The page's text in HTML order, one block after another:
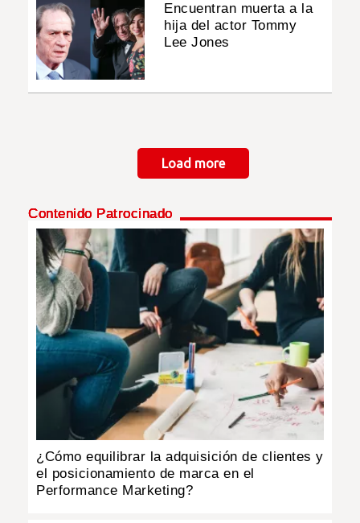
Encuentran muerta a la
hija del actor Tommy
Lee Jones
Load more
Contenido Patrocinado
¿Cómo equilibrar la adquisición de clientes y
el posicionamiento de marca en el
Performance Marketing?